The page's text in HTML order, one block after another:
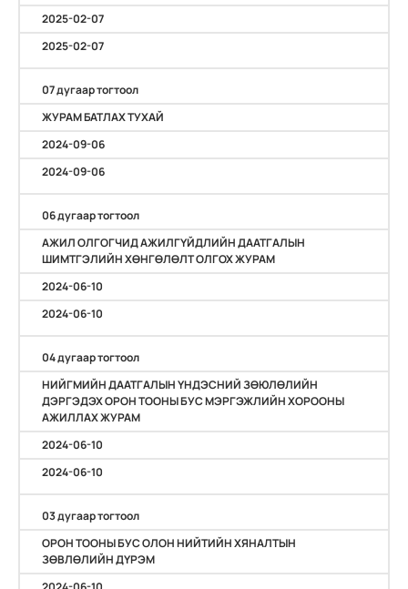
2025-02-07
2025-02-07
07 дугаар тогтоол
ЖУРАМ БАТЛАХ ТУХАЙ
2024-09-06
2024-09-06
06 дугаар тогтоол
АЖИЛ ОЛГОГЧИД АЖИЛГҮЙДЛИЙН ДААТГАЛЫН
ШИМТГЭЛИЙН ХӨНГӨЛӨЛТ ОЛГОХ ЖУРАМ
2024-06-10
2024-06-10
04 дугаар тогтоол
НИЙГМИЙН ДААТГАЛЫН ҮНДЭСНИЙ ЗӨЮЛӨЛИЙН
ДЭРГЭДЭХ ОРОН ТООНЫ БУС МЭРГЭЖЛИЙН ХОРООНЫ
АЖИЛЛАХ ЖУРАМ
2024-06-10
2024-06-10
03 дугаар тогтоол
ОРОН ТООНЫ БУС ОЛОН НИЙТИЙН ХЯНАЛТЫН
ЗӨВЛӨЛИЙН ДҮРЭМ